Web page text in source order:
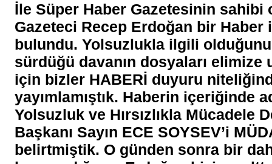
İle Süper Haber Gazetesinin sahibi
Gazeteci Recep Erdoğan bir Haber
bulundu. Yolsuzlukla ilgili
sürdüğü davanın dosyaları elimize
için bizler HABERİ duyuru
yayımlamıştık. Haberin içeriğinde
Yolsuzluk ve Hırsızlıkla Mücadele
Başkanı Sayın ECE SOYSEV’i
belirtmiştik. O günden sonra bir